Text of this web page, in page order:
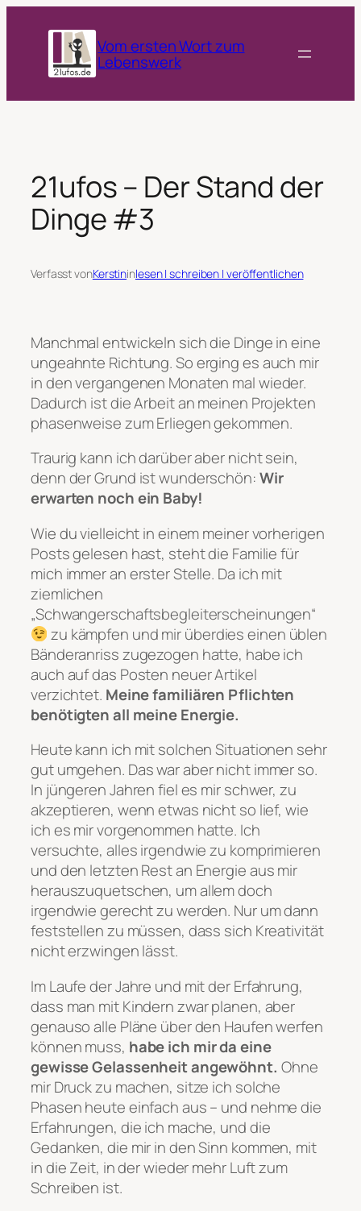
Vom ersten Wort zum
Lebenswerk
21ufos – Der Stand der
Dinge #3
Verfasst vonKerstininlesen | schreiben | veröffentlichen
Manchmal entwickeln sich die Dinge in eine
ungeahnte Richtung. So erging es auch mir
in den vergangenen Monaten mal wieder.
Dadurch ist die Arbeit an meinen Projekten
phasenweise zum Erliegen gekommen.
Traurig kann ich darüber aber nicht sein,
denn der Grund ist wunderschön:Wir
erwarten noch ein Baby!
Wie du vielleicht in einem meiner vorherigen
Posts gelesen hast, steht die Familie für
mich immer an erster Stelle. Da ich mit
ziemlichen
„Schwangerschaftsbegleiterscheinungen“
zu kämpfen und mir überdies einen üblen
Bänderanriss zugezogen hatte, habe ich
auch auf das Posten neuer Artikel
verzichtet. Meine familiären Pflichten
benötigten all meine Energie.
Heute kann ich mit solchen Situationen sehr
gut umgehen. Das war aber nicht immer so.
In jüngeren Jahren fiel es mir schwer, zu
akzeptieren, wenn etwas nicht so lief, wie
ich es mir vorgenommen hatte. Ich
versuchte, alles irgendwie zu komprimieren
und den letzten Rest an Energie aus mir
herauszuquetschen, um allem doch
irgendwie gerecht zu werden. Nur um dann
feststellen zu müssen, dass sich Kreativität
nicht erzwingen lässt.
Im Laufe der Jahre und mit der Erfahrung,
dass man mit Kindern zwar planen, aber
genauso alle Pläne über den Haufen werfen
können muss, habe ich mir da eine
gewisse Gelassenheit angewöhnt. Ohne
mir Druck zu machen, sitze ich solche
Phasen heute einfach aus – und nehme die
Erfahrungen, die ich mache, und die
Gedanken, die mir in den Sinn kommen, mit
in die Zeit, in der wieder mehr Luft zum
Schreiben ist.